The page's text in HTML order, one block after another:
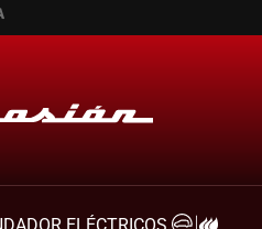
ELÉCTRICOS